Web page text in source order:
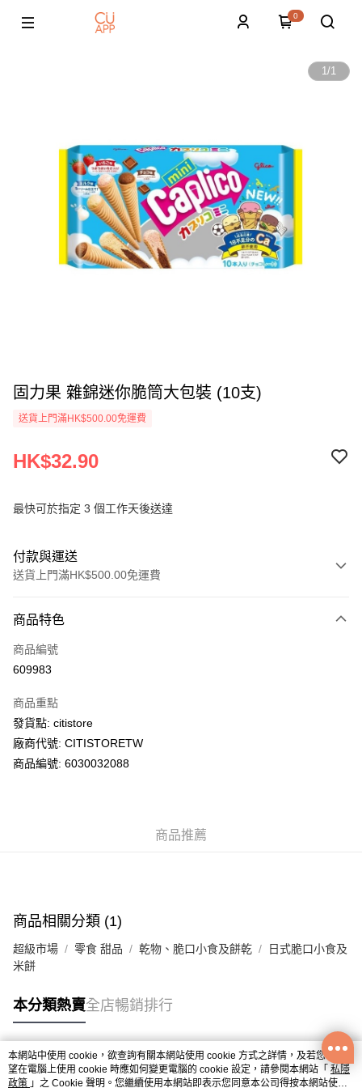
0
1/1
固力果 雜錦迷你脆筒大包裝 (10支)
送貨上門滿HK$500.00免運費
HK$32.90
最快可於指定 3 個工作天後送達
付款與運送
送貨上門滿HK$500.00免運費
信用卡
AlipayHK
WeChat Pay
送貨方式
每筆HK$50.00，滿HK$200.00或以上免運費
UNY 門市自取
每筆HK$50.00，滿HK$200.00或以上免運費
商品特色
商品編號
609983
商品重點
發貨點: citistore
廠商代號: CITISTORETW
商品編號: 6030032088
商品推薦
商品相關分類 (1)
超級市場 零食 甜品 乾物、脆口小食及餅乾
日式脆口小食及
米餅
本分類熱賣全店暢銷排行
熱門標籤
本網站中使用 cookie，欲查詢有關本網站使用 cookie 方式之詳情，及若您不希
望在電腦上使用 cookie 時應如何變更電腦的 cookie 設定，請參閱本網站「 私隱
政策 」之 Cookie 聲明。您繼續使用本網站即表示您同意本公司得按本網站使用